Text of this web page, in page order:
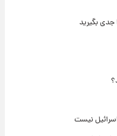
جدی بگیرید
نیست